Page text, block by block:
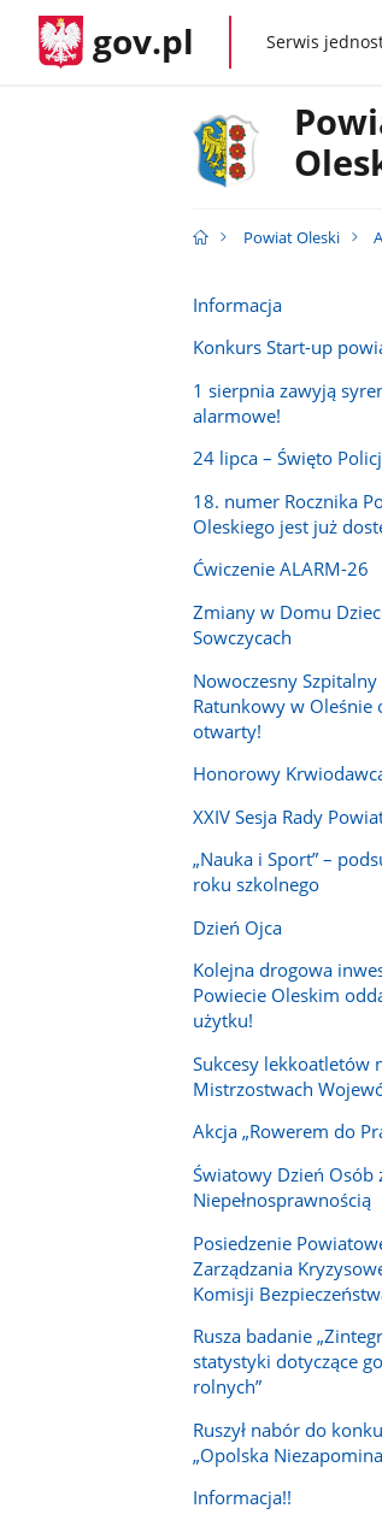
gov.pl gov.plSerwis
Powiat Oleski
Informacja
Konkurs Start-up
1 sierpnia zawyją
alarmowe!
24 lipca – Święto
18. numer Rocznika
Oleskiego jest już
Ćwiczenie ALARM-26
Zmiany w Domu
Sowczycach
Nowoczesny Szpitalny
Ratunkowy w Oleśnie
otwarty!
Honorowy
XXIV Sesja Rady
„Nauka i Sport” –
roku szkolnego
Dzień Ojca
Kolejna drogowa
Powiecie Oleskim
użytku!
Sukcesy lekkoatletów
Mistrzostwach
Akcja „Rowerem do
Światowy Dzień Osób
Niepełnosprawnością
Posiedzenie
Zarządzania
Komisji
Rusza badanie
statystyki dotyczące
rolnych”
Ruszył nabór do
„Opolska
Informacja!!